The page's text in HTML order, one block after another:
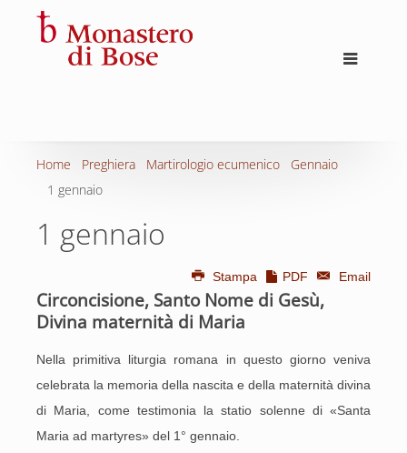
Home Preghiera Martirologio ecumenico
Gennaio
1 gennaio
1 gennaio
Stampa PDF Email
Circoncisione, Santo Nome di Gesù,
Divina maternità di Maria
Nella primitiva liturgia romana in questo giorno veniva
celebrata la memoria della nascita e della maternità divina
di Maria, come testimonia la statio solenne di «Santa
Maria ad martyres» del 1° gennaio.